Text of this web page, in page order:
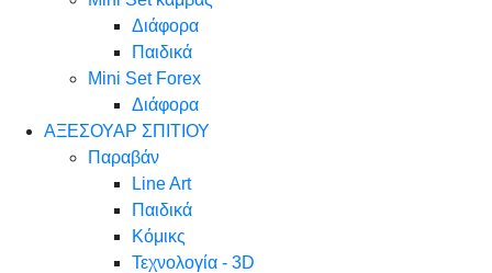
Διάφορα
Παιδικά
Mini Set Forex
Διάφορα
ΑΞΕΣΟΥΑΡ ΣΠΙΤΙΟΥ
Παραβάν
Line Art
Παιδικά
Κόμικς
Τεχνολογία - 3D